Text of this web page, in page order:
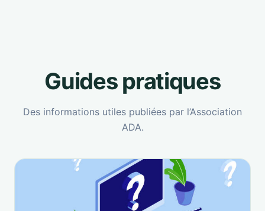
Guides pratiques
Des informations utiles publiées par l’Association
ADA.